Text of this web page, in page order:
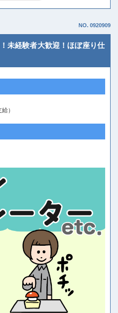
NO. 0920909
未経験者大歓迎！ほぼ座り仕
）